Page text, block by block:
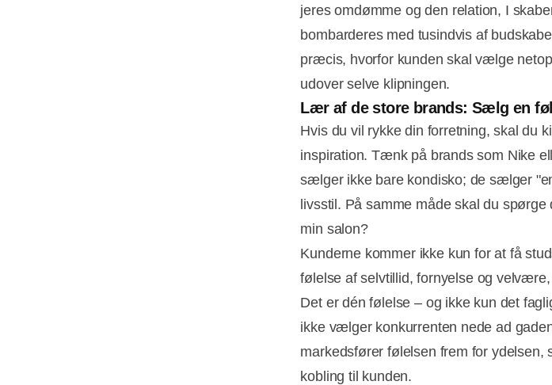
jeres omdømme og den relation, I
bombarderes med tusindvis af
præcis, hvorfor kunden skal vælge
udover selve klipningen.
Lær af de store brands: Sælg en
Hvis du vil rykke din forretning, skal du
inspiration. Tænk på brands som Nike
sælger ikke bare kondisko; de sælger
livsstil. På samme måde skal du
min salon?
Kunderne kommer ikke kun for at få
følelse af selvtillid, fornyelse og
Det er dén følelse – og ikke kun det
ikke vælger konkurrenten nede ad
markedsfører følelsen frem for
kobling til kunden.